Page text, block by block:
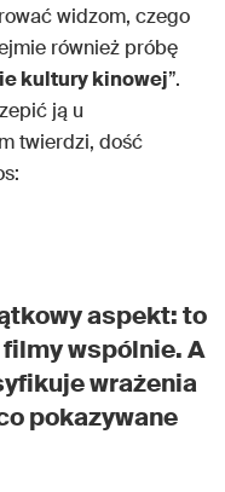
widzom, czego
również próbę
kultury kinowej”.
ją u
twierdzi, dość
aspekt: to
wspólnie. A
wrażenia
pokazywane